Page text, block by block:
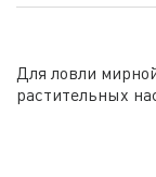
Для ловли
растительных